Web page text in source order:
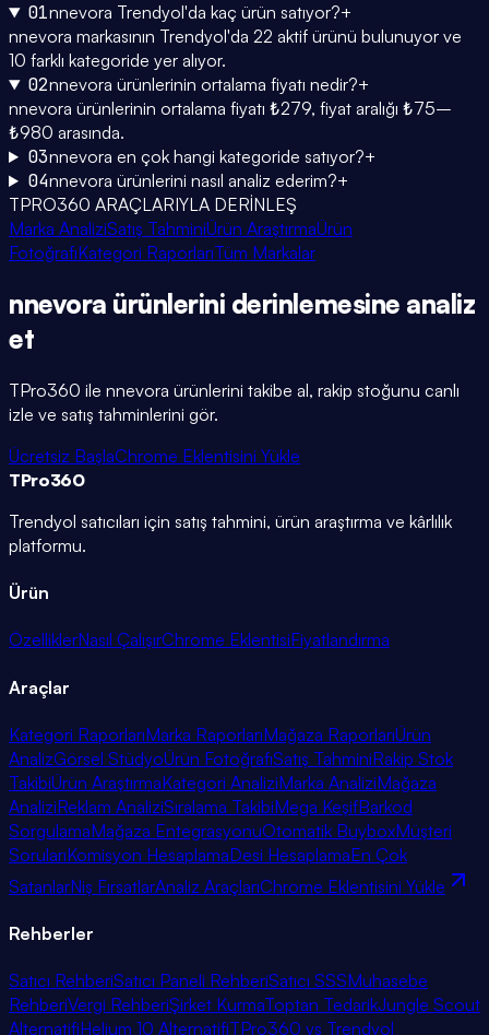
01nnevora Trendyol'da kaç ürün satıyor?+
nnevora markasının Trendyol'da 22 aktif ürünü bulunuyor ve
10 farklı kategoride yer alıyor.
02nnevora ürünlerinin ortalama fiyatı nedir?+
nnevora ürünlerinin ortalama fiyatı ₺279, fiyat aralığı ₺75–
₺980 arasında.
03nnevora en çok hangi kategoride satıyor?+
04nnevora ürünlerini nasıl analiz ederim?+
TPRO360 ARAÇLARIYLA DERİNLEŞ
Marka AnaliziSatış TahminiÜrün AraştırmaÜrün
FotoğrafıKategori RaporlarıTüm Markalar
nnevora ürünlerini derinlemesine analiz
et
TPro360 ile nnevora ürünlerini takibe al, rakip stoğunu canlı
izle ve satış tahminlerini gör.
Ücretsiz BaşlaChrome Eklentisini Yükle
TPro360
Trendyol satıcıları için satış tahmini, ürün araştırma ve kârlılık
platformu.
Ürün
ÖzelliklerNasıl ÇalışırChrome EklentisiFiyatlandırma
Araçlar
Kategori RaporlarıMarka RaporlarıMağaza RaporlarıÜrün
AnalizGörsel StüdyoÜrün FotoğrafıSatış TahminiRakip Stok
TakibiÜrün AraştırmaKategori AnaliziMarka AnaliziMağaza
AnaliziReklam AnaliziSıralama TakibiMega KeşifBarkod
SorgulamaMağaza EntegrasyonuOtomatik BuyboxMüşteri
SorularıKomisyon HesaplamaDesi HesaplamaEn Çok
SatanlarNiş FırsatlarAnaliz AraçlarıChrome Eklentisini Yükle
Rehberler
Satıcı RehberiSatıcı Paneli RehberiSatıcı SSSMuhasebe
RehberiVergi RehberiŞirket KurmaToptan TedarikJungle Scout
AlternatifiHelium 10 AlternatifiTPro360 vs Trendyol